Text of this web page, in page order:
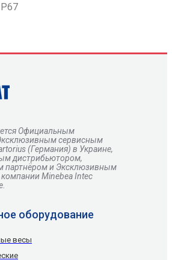
Официальным
сервисным
(Германия) в Украине,
дистрибьютором,
партнёром и Эксклюзивным
Minebea Intec
оборудование
весы